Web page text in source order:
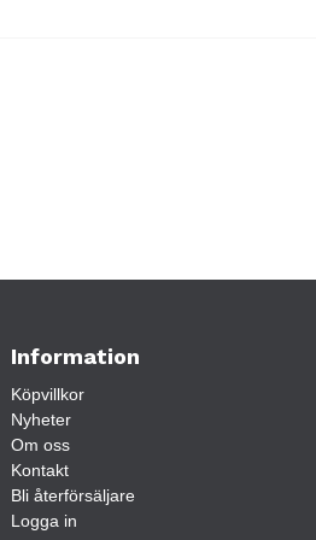
Information
Köpvillkor
Nyheter
Om oss
Kontakt
Bli återförsäljare
Logga in